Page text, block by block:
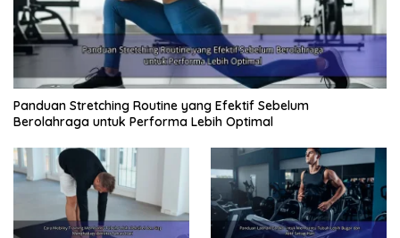
Panduan Stretching Routine yang Efektif Sebelum
Berolahraga untuk Performa Lebih Optimal